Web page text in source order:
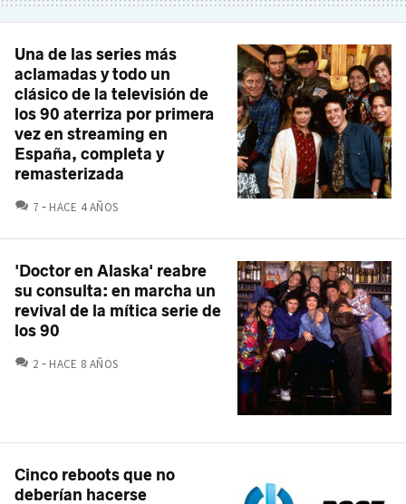
Una de las series más
aclamadas y todo un
clásico de la televisión de
los 90 aterriza por primera
vez en streaming en
España, completa y
remasterizada
7 COMENTARIOS
HACE 4 AÑOS
'Doctor en Alaska' reabre
su consulta: en marcha un
revival de la mítica serie de
los 90
2 COMENTARIOS
HACE 8 AÑOS
Cinco reboots que no
deberían hacerse